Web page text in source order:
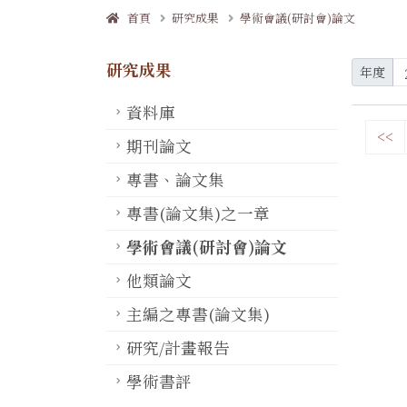
首頁 研究成果 學術會議(研討會)論文
研究成果
資料庫
期刊論文
專書、論文集
專書(論文集)之一章
學術會議(研討會)論文
他類論文
主編之專書(論文集)
研究/計畫報告
學術書評
年度
<<